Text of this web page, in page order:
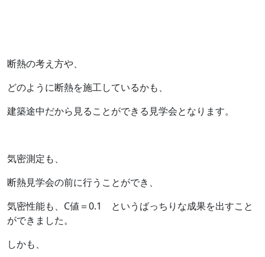
断熱の考え方や、
どのように断熱を施工しているかも、
建築途中だから見ることができる見学会となります。
気密測定も、
断熱見学会の前に行うことができ、
気密性能も、C値＝0.1 というばっちりな成果を出すこと
ができました。
しかも、